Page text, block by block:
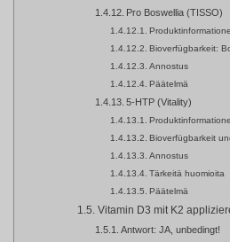
Pro Boswellia (TISSO)
Bioverfügbarkeit:
Annostus
Päätelmä
5-HTP (Vitality)
Bioverfügbarkeit
Annostus
Tärkeitä huomioita
Päätelmä
Vitamin D3 mit K2
Antwort: JA, unbedingt!